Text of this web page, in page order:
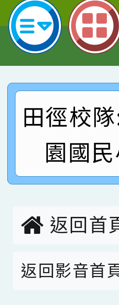
名 指導
園市英語
指導老師
賀！本校
賽 劉文瑛
臺灣台語-
賀！本校
名
賀！本校
倩參加桃
名 指導
賀！本校
園市英語
指導老師
賀！本校
賽 劉文瑛
臺灣台語-
賀！本校
市賽榮獲
創客第三名
田徑校
園國
返回首
返回影音首